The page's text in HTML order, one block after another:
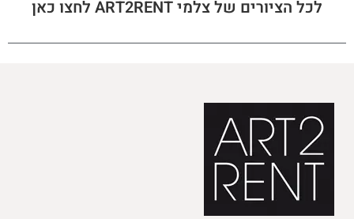
לכל הציורים של צלמי ART2RENT לחצו כאן